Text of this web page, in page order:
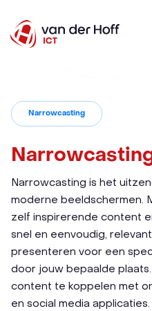
Narrowcasting
Narrowcasting is het
moderne beeldschermen.
zelf inspirerende content
snel en eenvoudig,
presenteren voor een
door jouw bepaalde
content te koppelen met
en social media applicaties.